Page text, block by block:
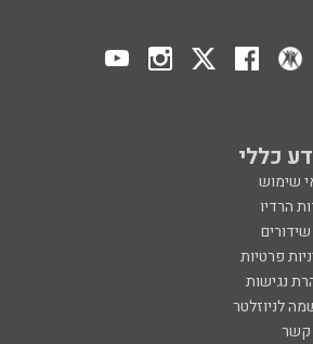
כללי
שימוש
הרדיו
פרטיות
נגישות
לניוזלטר
קשר